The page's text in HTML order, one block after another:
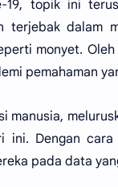
19, topik ini
terjebak dalam
monyet.
pemahaman
ini. Dengan
pada data